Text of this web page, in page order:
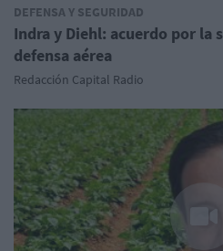
DEFENSA Y SEGURIDAD
Indra y Diehl: acuerdo por la
defensa aérea
Redacción Capital Radio